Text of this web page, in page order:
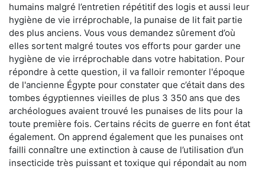
humains malgré l’entretien répétitif des logis et aussi leur
hygiène de vie irréprochable, la punaise de lit fait partie
des plus anciens. Vous vous demandez sûrement d’où
elles sortent malgré toutes vos efforts pour garder une
hygiène de vie irréprochable dans votre habitation. Pour
répondre à cette question, il va falloir remonter l'époque
de l'ancienne Égypte pour constater que c’était dans des
tombes égyptiennes vieilles de plus 3 350 ans que des
archéologues avaient trouvé les punaises de lits pour la
toute première fois. Certains récits de guerre en font état
également. On apprend également que les punaises ont
failli connaître une extinction à cause de l’utilisation d’un
insecticide très puissant et toxique qui répondait au nom